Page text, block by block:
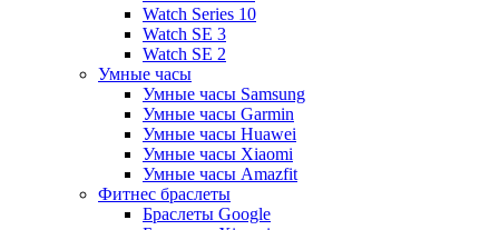
Watch Series 10
Watch SE 3
Watch SE 2
Умные часы
Умные часы Samsung
Умные часы Garmin
Умные часы Huawei
Умные часы Xiaomi
Умные часы Amazfit
Фитнес браслеты
Браслеты Google